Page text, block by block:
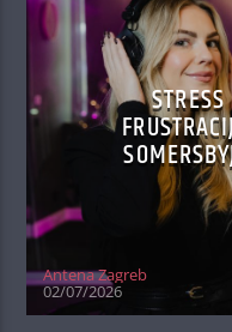
Antena Zagreb
02/07/2026